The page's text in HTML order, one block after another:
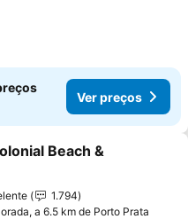
Ver preços
aos favoritos
Beach &
1.794
a 6.5 km de Porto Prata